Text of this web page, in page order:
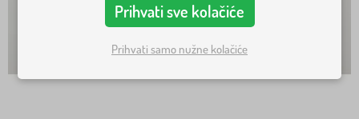
Prihvati sve kolačiće
Prihvati samo nužne kolačiće